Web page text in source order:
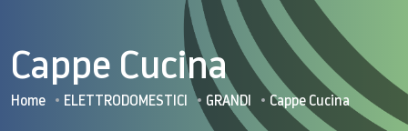
Cappe Cucina
Home ELETTRODOMESTICI GRANDI Cappe Cucina